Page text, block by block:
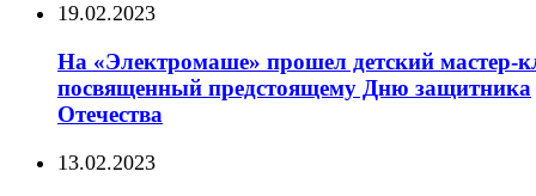
19.02.2023
На «Электромаше» прошел детский мастер-
посвященный предстоящему Дню защитника
Отечества
13.02.2023